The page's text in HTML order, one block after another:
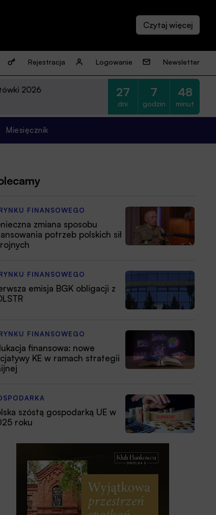
Rejestracja Logowanie Newsletter
2026 27
dni
7
godzin
48
minut
Miesięcznik
FINANSOWEGO
zmiana sposobu
potrzeb polskich sił
FINANSOWEGO
emisja BGK obligacji z
FINANSOWEGO
finansowa: nowe
KE w ramach strategii
szóstą gospodarką UE w
roku